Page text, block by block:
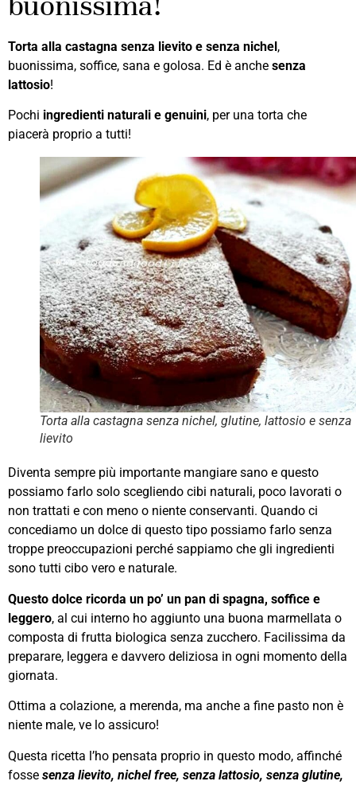
Torta alla castagna senza lievito e senza nichel,
buonissima, soffice, sana e golosa. Ed è anche senza
lattosio!
Pochi ingredienti naturali e genuini, per una torta che
piacerà proprio a tutti!
Torta alla castagna senza nichel, glutine, lattosio e senza
lievito
Diventa sempre più importante mangiare sano e questo
possiamo farlo solo scegliendo cibi naturali, poco lavorati o
non trattati e con meno o niente conservanti. Quando ci
concediamo un dolce di questo tipo possiamo farlo senza
troppe preoccupazioni perché sappiamo che gli ingredienti
sono tutti cibo vero e naturale.
Questo dolce ricorda un po’ un pan di spagna, soffice e
leggero, al cui interno ho aggiunto una buona marmellata o
composta di frutta biologica senza zucchero. Facilissima da
preparare, leggera e davvero deliziosa in ogni momento della
giornata.
Ottima a colazione, a merenda, ma anche a fine pasto non è
niente male, ve lo assicuro!
Questa ricetta l’ho pensata proprio in questo modo, affinché
fosse senza lievito, nichel free, senza lattosio, senza glutine,